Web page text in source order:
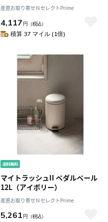
産直お取り寄せＮセレクトPrime
4,117 円 （税込）
積算 37 マイル (1倍)
マイトラッシュII ペダルペール
12L（アイボリー）
産直お取り寄せＮセレクトPrime
5,261 円 （税込）